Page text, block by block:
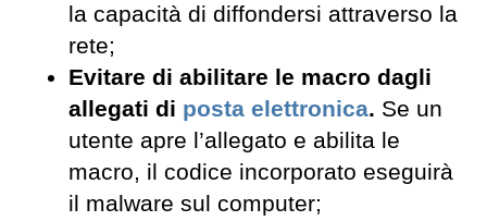
la capacità di diffondersi attraverso la
rete;
Evitare di abilitare le macro dagli
allegati di posta elettronica. Se un
utente apre l’allegato e abilita le
macro, il codice incorporato eseguirà
il malware sul computer;